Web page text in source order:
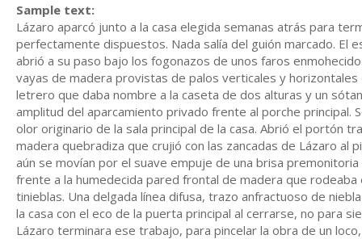
Sample text:
Lázaro aparcó junto a la casa elegida semanas atrás para
perfectamente dispuestos. Nada salía del guión marcado. El
abrió a su paso bajo los fogonazos de unos faros
vayas de madera provistas de palos verticales y
letrero que daba nombre a la caseta de dos alturas y un
amplitud del aparcamiento privado frente al porche principal.
olor originario de la sala principal de la casa. Abrió el portón
madera quebradiza que crujió con las zancadas de Lázaro
aún se movían por el suave empuje de una brisa
frente a la humedecida pared frontal de madera que
tinieblas. Una delgada línea difusa, trazo anfractuoso de
la casa con el eco de la puerta principal al cerrarse, no para
Lázaro terminara ese trabajo, para pincelar la obra de un